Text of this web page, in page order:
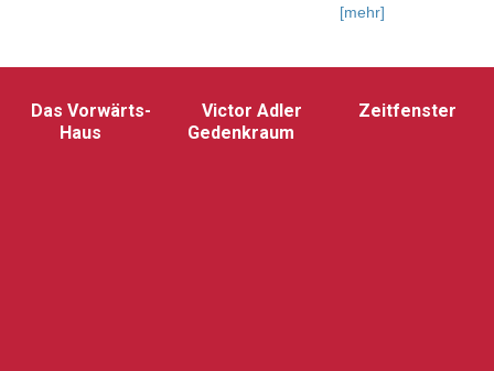
[mehr]
Das Vorwärts-
Haus
Victor Adler
Gedenkraum
Zeitfenster